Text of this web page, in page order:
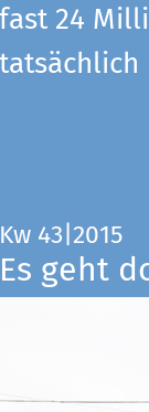
fast 24
tatsächlich
Kw 43|2015
Es geht